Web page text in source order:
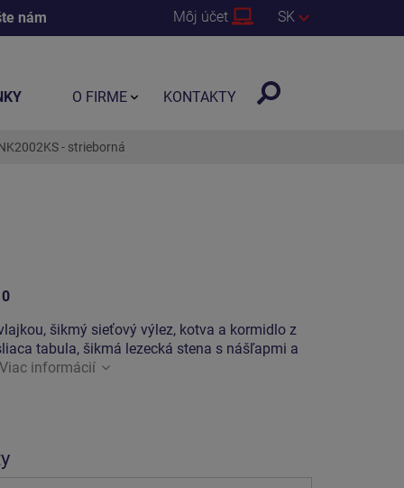
nám Môj účet SK
- strieborná
šikmý sieťový výlez, kotva a kormidlo z
tabula, šikmá lezecká stena s nášľapmi a
Viac informácií
O FIRME KONTAKTY